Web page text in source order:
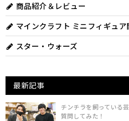
商品紹介＆レビュー
マインクラフト ミニフィギュア
スター・ウォーズ
最新記事
チンチラを飼っている
質問してみた！